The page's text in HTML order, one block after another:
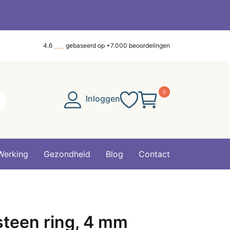
4.6 gebaseerd op +7.000 beoordelingen
Inloggen
0
Gezondheid Blog Contact
ring, 4 mm